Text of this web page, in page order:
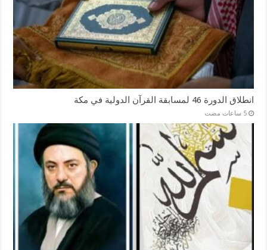
انطلاق الدورة 46 لمسابقة القرآن الدولية في مكة
‏5 ساعات مضت